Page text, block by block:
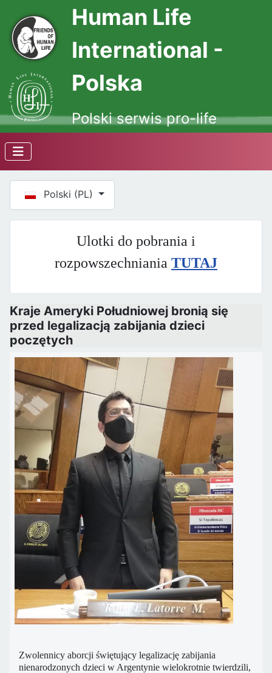
Human Life
International -
Polska
Polski serwis pro-life
Wybierz swój język
Polski (PL)
Ulotki do pobrania i
rozpowszechniania TUTAJ
Kraje Ameryki Południowej bronią się
przed legalizacją zabijania dzieci
poczętych
Zwolennicy aborcji świętujący legalizację zabijania
nienarodzonych dzieci w Argentynie wielokrotnie twierdzili,